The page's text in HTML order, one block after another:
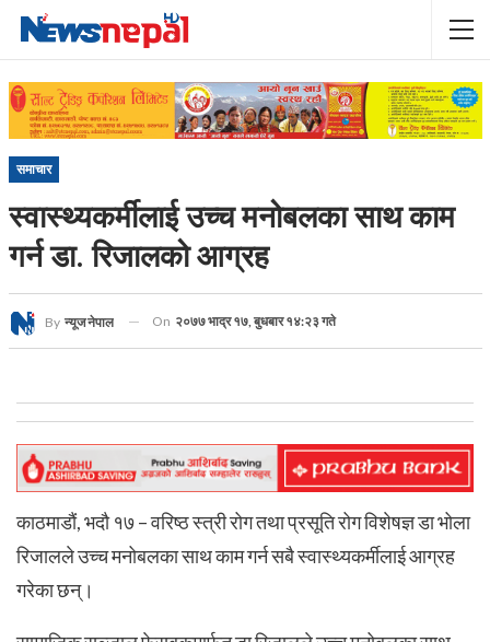
समाचार
स्वास्थ्यकर्मीलाई उच्च मनोबलका साथ काम
गर्न डा. रिजालको आग्रह
By न्यूज नेपाल On २०७७ भाद्र १७, बुधबार १४:२३ गते
काठमाडौं, भदौ १७ – वरिष्ठ स्त्री रोग तथा प्रसूति रोग विशेषज्ञ डा भोला
रिजालले उच्च मनोबलका साथ काम गर्न सबै स्वास्थ्यकर्मीलाई आग्रह
गरेका छन्।